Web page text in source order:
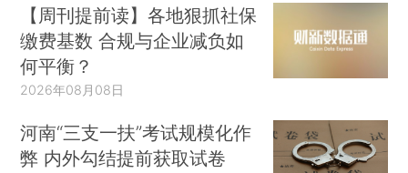
【周刊提前读】各地狠抓社保
缴费基数 合规与企业减负如
何平衡？
2026年08月08日
河南“三支一扶”考试规模化作
弊 内外勾结提前获取试卷